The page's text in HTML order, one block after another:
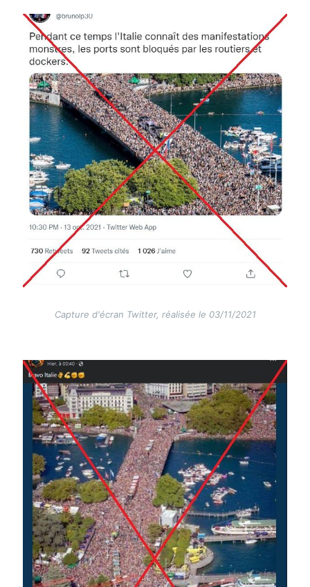
Image
Capture d'écran Twitter, réalisée le 03/11/2021
Image